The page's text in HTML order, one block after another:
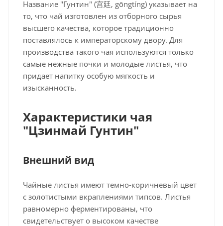
Название "Гунтин" (宫廷, gōngtíng) указывает на
то, что чай изготовлен из отборного сырья
высшего качества, которое традиционно
поставлялось к императорскому двору. Для
производства такого чая используются только
самые нежные почки и молодые листья, что
придает напитку особую мягкость и
изысканность.
Характеристики чая
"Цзинмай Гунтин"
Внешний вид
Чайные листья имеют темно-коричневый цвет
с золотистыми вкраплениями типсов. Листья
равномерно ферментированы, что
свидетельствует о высоком качестве